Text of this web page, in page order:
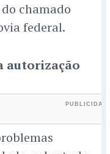
chamado
federal.
autorização